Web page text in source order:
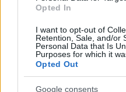
Opted In
I want to opt-out of
Retention, Sale, and/or
Personal Data that Is
Purposes for which it
Opted Out
Google consents